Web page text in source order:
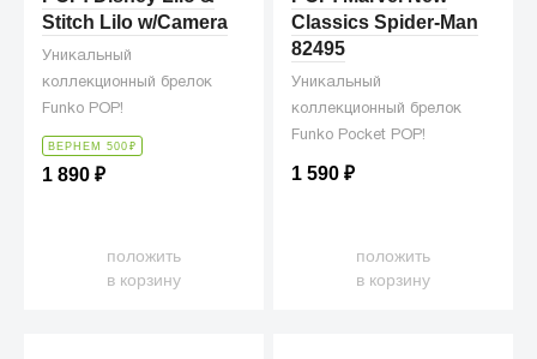
Stitch Lilo w/Camera
Уникальный
коллекционный брелок
Funko POP!
ВЕРНЕМ 500 ₽
1 890₽
положить
в корзину
Classics Spider-Man
82495
Уникальный
коллекционный брелок
Funko Pocket POP!
1 590₽
положить
в корзину